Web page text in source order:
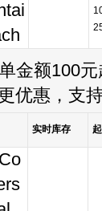
金额100元
优惠，支
实时库存